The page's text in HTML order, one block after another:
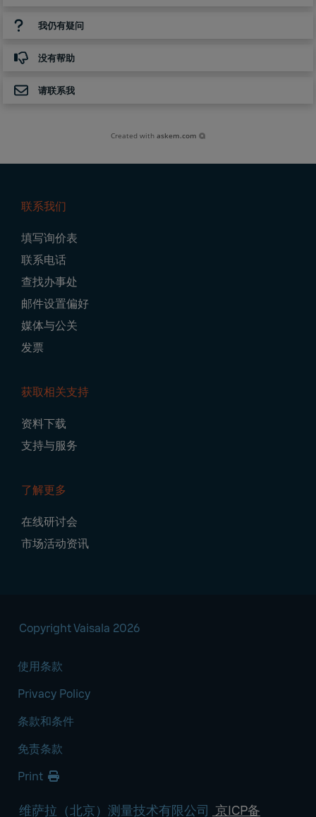
我仍有疑问
没有帮助
请联系我
Created withaskem.com
Navigation
联系我们
填写询价表
联系电话
查找办事处
邮件设置偏好
媒体与公关
发票
获取相关支持
资料下载
支持与服务
了解更多
在线研讨会
市场活动资讯
Copyright Vaisala 2026
使用条款
Privacy Policy
条款和条件
免责条款
Print
维萨拉（北京）测量技术有限公司 京ICP备